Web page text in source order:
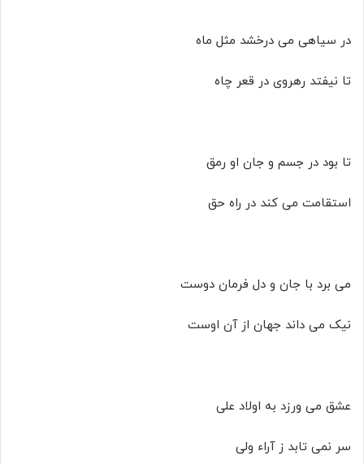
در سیاهی می درخشد مثل ماه
تا نیفتد رهروی در قعر چاه
تا بود در جسم و جان او رمق
استقامت می کند در راه حق
می برد با جان و دل فرمان دوست
نیک می داند جهان از آن اوست
عشق می ورزد به اولاد علی
سر نمی تابد ز آراء ولی